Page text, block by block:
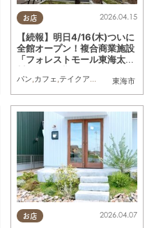
KURUTOHP
お店
東海市
2026.04.15
【続報】明日4/16(木)ついに
全館オープン！複合商業施設
「フォレストモール東海太田
パン,カフェ,テイクアウト 開店,ダイエッ
お店 2026.04.07